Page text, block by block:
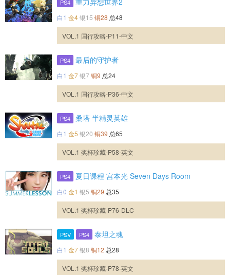
PS4
白1 金4银15 铜28 总48
VOL.1 国行攻略-P11-中文
PS4 最后的守护者
白1 金7银7 铜9 总24
VOL.1 国行攻略-P36-中文
PS4 桑塔 半精灵英雄
白1 金5 银20 铜39 总65
VOL.1 奖杯珍藏-P58-英文
PS4 夏日课程 宫本光 Seven Days Room
白0 金1 银5 铜29 总35
VOL.1 奖杯珍藏-P76-DLC
PSV PS4 泰坦之魂
白1 金7银8 铜12 总28
VOL.1 奖杯珍藏-P78-英文